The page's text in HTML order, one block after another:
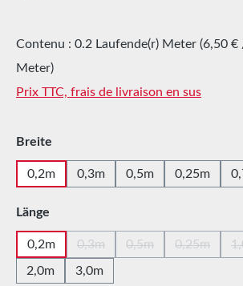
Contenu : 0.2 Laufende(r) Meter (6,50 €
Meter)
Prix TTC, frais de livraison en sus
Sélectionnez
Breite
0,2m 0,3m 0,5m 0,25m
Sélectionnez
Länge
0,2m 0,3m
(Cette option n'est pas
0,5m
(Cette option n'est
0,25m
(Cette
2,0m 3,0m